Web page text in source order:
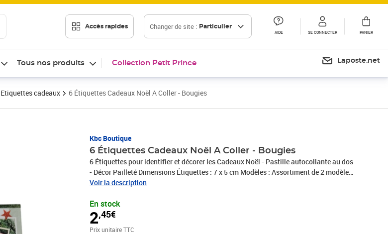
Accès rapides Changer de site : Particulier
AIDE SE CONNECTER PANIER
Tous nos produits Collection Petit Prince Laposte.net
Etiquettes cadeaux 6 Étiquettes Cadeaux Noël A Coller - Bougies
Kbc Boutique
6 Étiquettes Cadeaux Noël A Coller - Bougies
6 Étiquettes pour identifier et décorer les Cadeaux Noël - Pastille autocollante au dos
- Décor Pailleté Dimensions Étiquettes : 7 x 5 cm Modèles : Assortiment de 2 modèles :
Bougies
Voir la description
En stock
2,45€
Prix 2,45€
Prix unitaire TTC